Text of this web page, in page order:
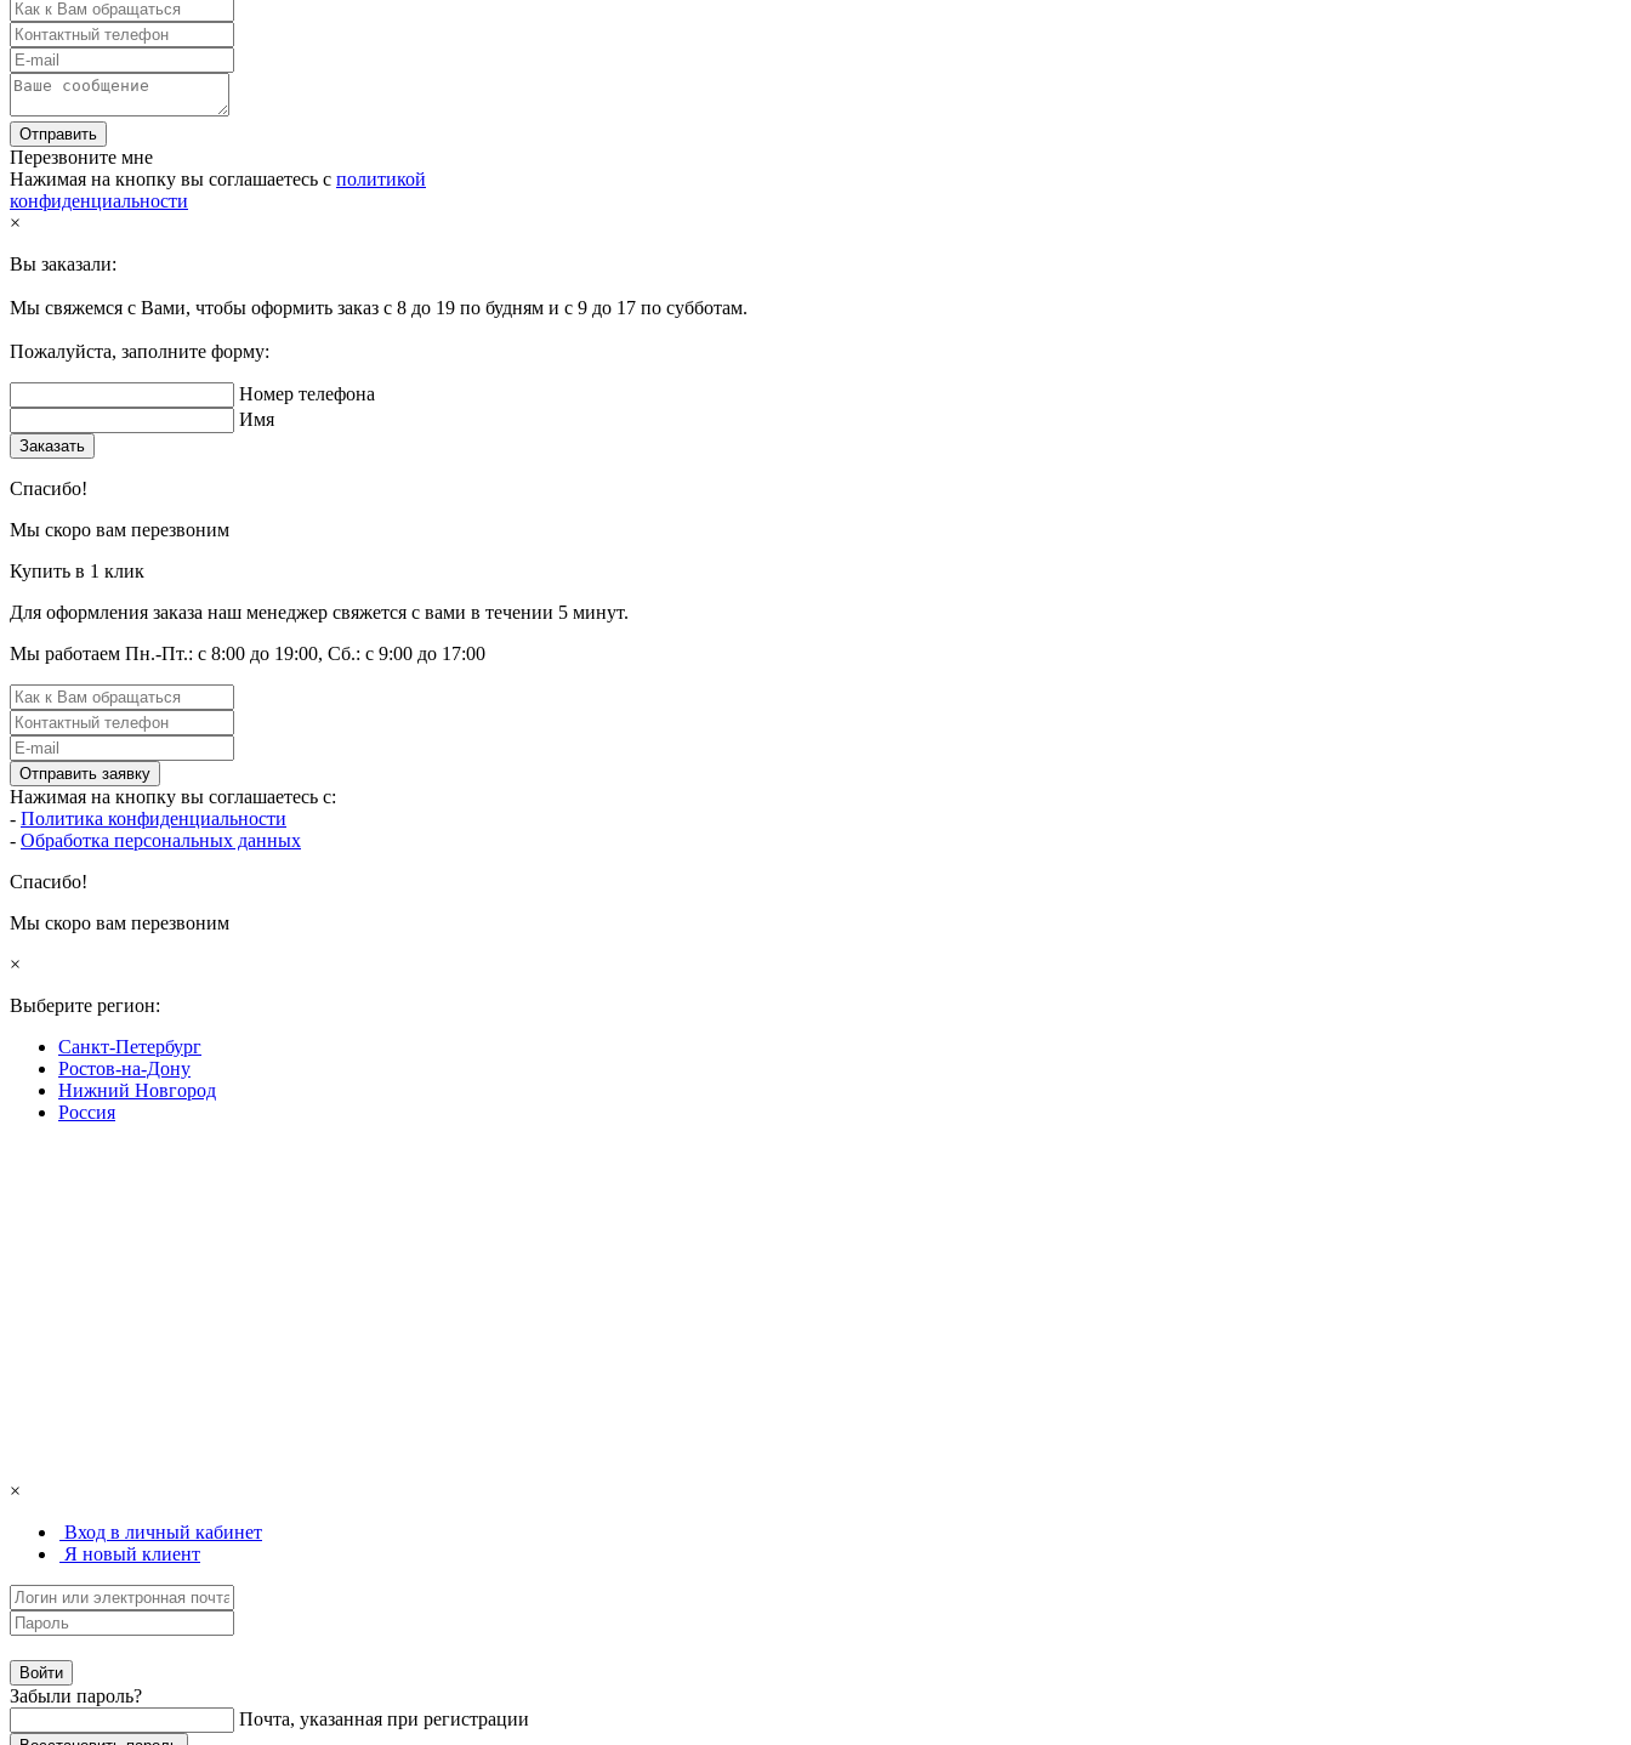
Отправить
Перезвоните мне
Нажимая на кнопку вы соглашаетесь с политикой
конфиденциальности
×
Вы заказали:
Мы свяжемся с Вами, чтобы оформить заказ с 8 до 19 по будням и с 9 до 17 по субботам.
Пожалуйста, заполните форму:
Номер телефона
Имя
Заказать
Спасибо!
Мы скоро вам перезвоним
Купить в 1 клик
Для оформления заказа наш менеджер свяжется с вами в течении 5 минут.
Мы работаем Пн.-Пт.: с 8:00 до 19:00, Сб.: с 9:00 до 17:00
Отправить заявку
Нажимая на кнопку вы соглашаетесь с:
- Политика конфиденциальности
- Обработка персональных данных
Спасибо!
Мы скоро вам перезвоним
×
Выберите регион:
Санкт-Петербург
Ростов-на-Дону
Нижний Новгород
Россия
×
Вход в личный кабинет
Я новый клиент
Забыли пароль?
Почта, указанная при регистрации